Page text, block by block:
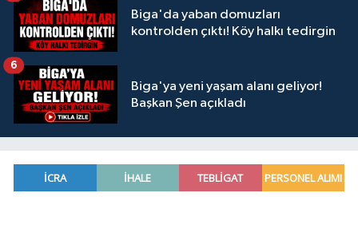
Biga'da yaban domuzları
kontrolden çıktı! Köy halkı tedirgin
Biga'ya yeni yaşam alanı geliyor!
Başkan Şen açıkladı
6